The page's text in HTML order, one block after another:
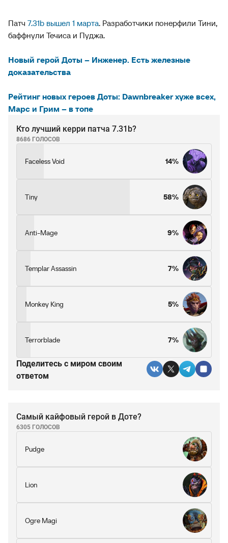
Патч 7.31b вышел 1 марта. Разработчики понерфили Тини,
баффнули Течиса и Пуджа.
Новый герой Доты – Инженер. Есть железные
доказательства
Рейтинг новых героев Доты: Dawnbreaker хуже всех,
Марс и Грим – в топе
Кто лучший керри патча 7.31b?
8686 ГОЛОСОВ
Faceless Void 14%
Tiny 58%
Anti-Mage 9%
Templar Assassin 7%
Monkey King 5%
Terrorblade 7%
Поделитесь c миром своим
ответом
Самый кайфовый герой в Доте?
6305 ГОЛОСОВ
Pudge
Lion
Ogre Magi